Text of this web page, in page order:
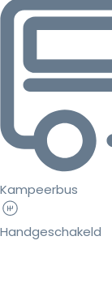
Kampeerbus
Handgeschakeld